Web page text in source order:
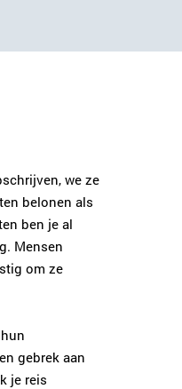
we ze
belonen als
ben je al
Mensen
om ze
gebrek aan
je reis